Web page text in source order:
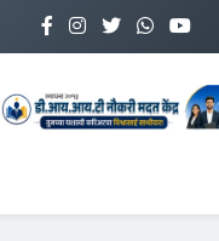
मदत केंद्र